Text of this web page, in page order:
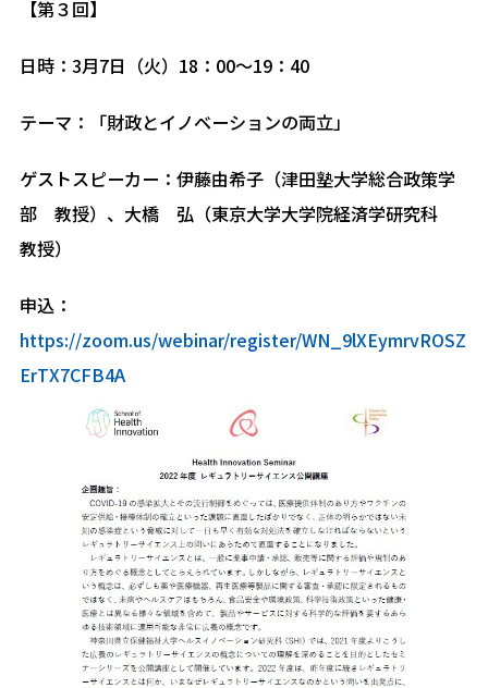
【第３回】
日時：3月7日（火）18：00～19：40
テーマ：「財政とイノベーションの両立」
ゲストスピーカー：伊藤由希子（津田塾大学総合政策学
部 教授）、大橋 弘（東京大学大学院経済学研究科
教授）
申込：
https://zoom.us/webinar/register/WN_9lXEymrvROSZ
ErTX7CFB4A